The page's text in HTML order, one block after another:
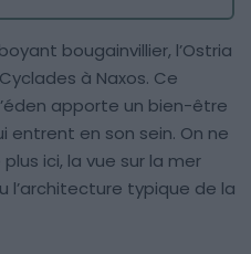
bougainvillier, l’Ostria
à Naxos. Ce
apporte un bien-être
entrent en son sein. On ne
ici, la vue sur la mer
l’architecture typique de la